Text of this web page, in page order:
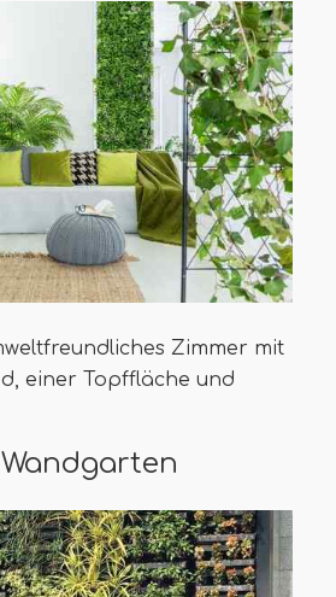
Zimmer mit
einer Topffläche und